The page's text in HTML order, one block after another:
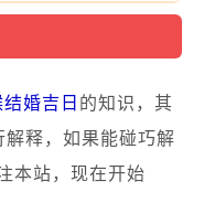
结婚吉日的知识，其
释，如果能碰巧解
本站，现在开始